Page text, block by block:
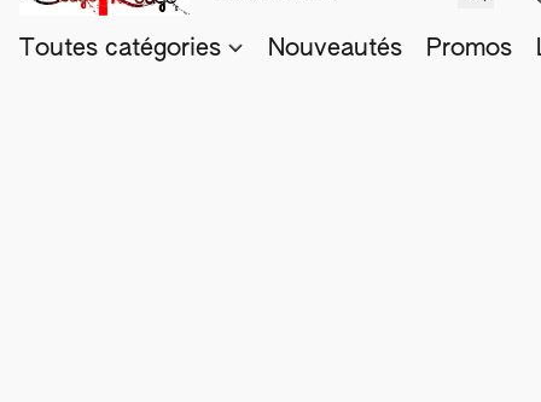
Toutes catégories Nouveautés Promos